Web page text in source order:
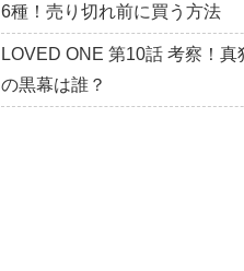
6種！売り切れ前に買う方法
LOVED ONE 第10話 考察！真
の黒幕は誰？